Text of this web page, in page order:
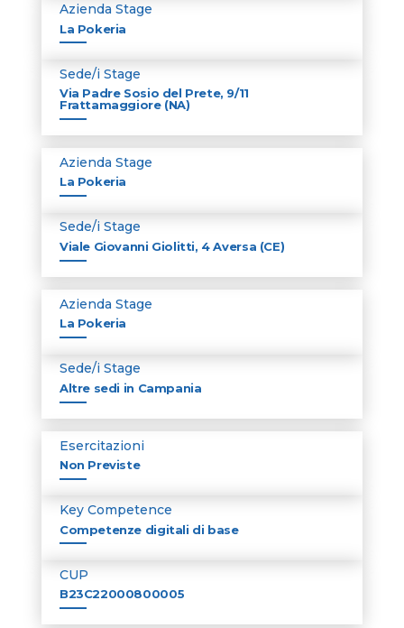
Azienda Stage
La Pokeria
Sede/i Stage
Via Padre Sosio del Prete, 9/11
Frattamaggiore (NA)
Azienda Stage
La Pokeria
Sede/i Stage
Viale Giovanni Giolitti, 4 Aversa (CE)
Azienda Stage
La Pokeria
Sede/i Stage
Altre sedi in Campania
Esercitazioni
Non Previste
Key Competence
Competenze digitali di base
CUP
B23C22000800005